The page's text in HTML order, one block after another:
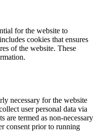
for the website to
cookies that ensures
of the website. These
necessary for the website
user personal data via
are termed as non-necessary
consent prior to running